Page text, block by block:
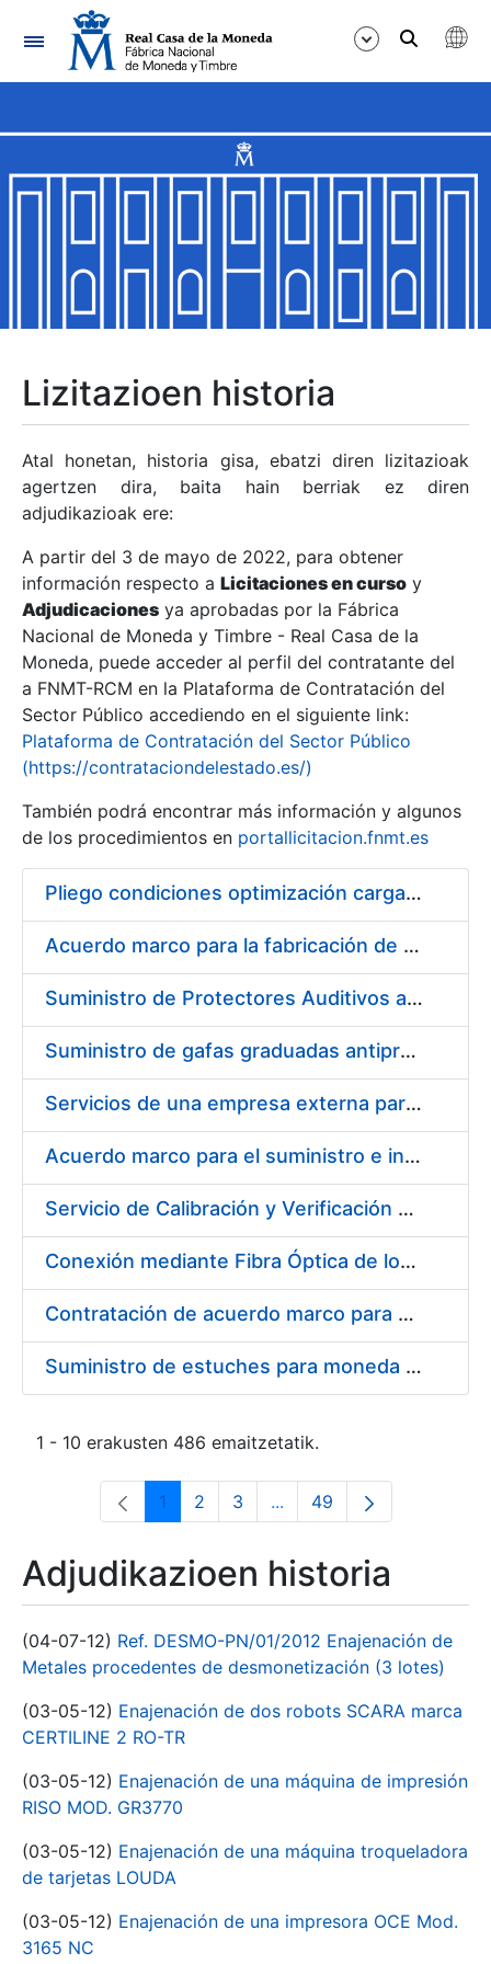
Nabigazioa
Erakutsi/Ezkutatu
Erakutsi/Ezkutatu
Erakutsi/Ezkutatu
Erakutsi/Ezkutatu
Erakutsi/Ezkutatu
Erakutsi/Ezkutatu
Erakutsi/Ezkutatu
Erakutsi/Ezkutatu
Lizitazioen historia
Atal honetan, historia gisa, ebatzi diren lizitazioak
agertzen dira, baita hain berriak ez diren
adjudikazioak ere:
A partir del 3 de mayo de 2022, para obtener
información respecto a Licitaciones en curso y
Adjudicaciones ya aprobadas por la Fábrica
Nacional de Moneda y Timbre - Real Casa de la
Moneda, puede acceder al perfil del contratante del
a FNMT-RCM en la Plataforma de Contratación del
Sector Público accediendo en el siguiente link:
Plataforma de Contratación del Sector Público
(https://contrataciondelestado.es/)
También podrá encontrar más información y algunos
de los procedimientos en portallicitacion.fnmt.es
Pliego condiciones optimización cargas compras firmado
Acuerdo marco para la fabricación de piezas
Suministro de Protectores Auditivos a medida para las personas trabajadoras de los Centros de Trabajo de Madrid y Burgos
Suministro de gafas graduadas antiproyecciones para los trabajadores de la FNMT-RCM en los centros de trabajo de Madrid y Burgos
Servicios de una empresa externa para el asesoramiento y resolución de los recursos de alzada que se presentan relacionados con procesos de selección para la FNMT-RCM
Acuerdo marco para el suministro e instalación de persianas, estores y otros complementos
Servicio de Calibración y Verificación Externa de los Equipos de Medición del Servicio de Prevención de la FNMT-RCM
Conexión mediante Fibra Óptica de los Centros de Proceso de Datos (CPDs) de las sedes de la FNMT-RCM de Burgos y Madrid
Contratación de acuerdo marco para el Suministro de Material de Electricidad para la Fábrica Nacional de Moneda y Timbre-Real Casa de la Moneda en su centro de trabajo de Burgos
Suministro de estuches para moneda de 30 €
1 - 10 erakusten 486 emaitzetatik.
Orrialdea
1 Orrialdea
2 Orrialdea
3 ...Intermediate Pages Use
Orrialdea
49
Adjudikazioen historia
(04-07-12) Ref. DESMO-PN/01/2012 Enajenación de
Metales procedentes de desmonetización (3 lotes)
(03-05-12) Enajenación de dos robots SCARA marca
CERTILINE 2 RO-TR
(03-05-12) Enajenación de una máquina de impresión
RISO MOD. GR3770
(03-05-12) Enajenación de una máquina troqueladora
de tarjetas LOUDA
(03-05-12) Enajenación de una impresora OCE Mod.
3165 NC